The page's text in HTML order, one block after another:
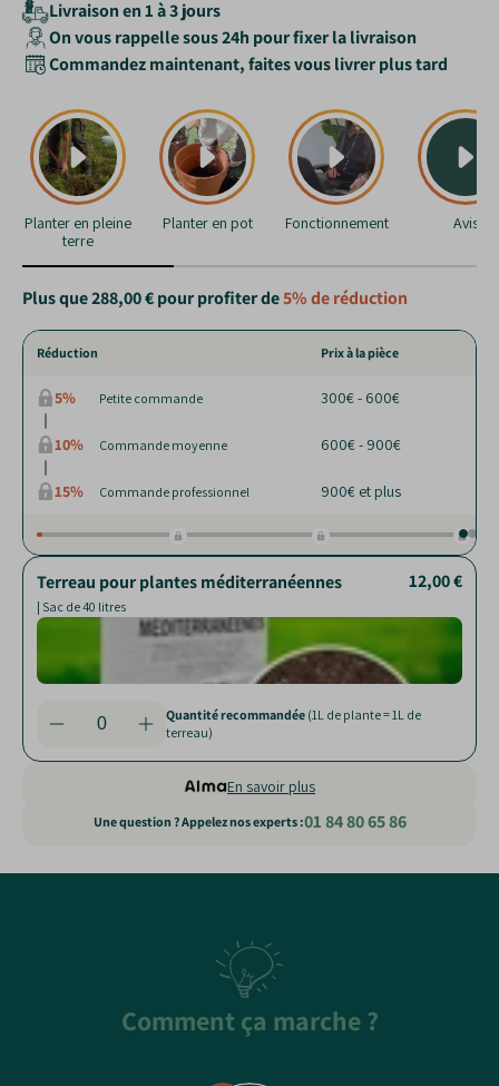
Livraison en 1 à 3 jours
On vous rappelle sous 24h pour fixer la livraison
Commandez maintenant, faites vous livrer plus tard
Planter en pleine
terre
Planter en pot Fonctionnement Avis
Plus que288,00 €pour profiter de5%de réduction
Réduction Prix à la pièce
5% Petite commande 300€ - 600€
10% Commande moyenne 600€ - 900€
15% Commande professionnel 900€ et plus
Terreau pour plantes méditerranéennes
| Sac de 40 litres
12,00 €
Quantité recommandée (1L de plante = 1L de
terreau)
Billes d'argile| Sac de 10 L et 45 L 10,00 €
En savoir plus
Une question ? Appelez nos experts :01 84 80 65 86
Comment ça marche ?